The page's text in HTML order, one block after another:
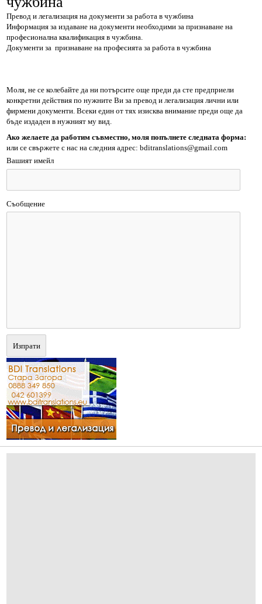
Превод и легализация на документи за работа в чужбина
Информация за издаване на документи необходими за признаване на
професионална квалификация в чужбина.
Документи за признаване на професията за работа в чужбина
Моля, не се колебайте да ни потърсите още преди да сте предприели
конкретни действия по нужните Ви за превод и легализация лични или
фирмени документи. Всеки един от тях изисква внимание преди още да
бъде издаден в нужният му вид.
Ако желаете да работим съвместно, моля попълнете следната форма:
или се свържете с нас на следния адрес: bditranslations@gmail.com
Вашият имейл
Съобщение
Изпрати